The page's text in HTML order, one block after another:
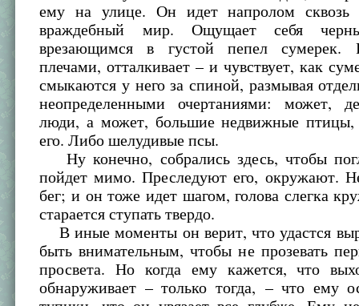
ему на улице. Он идет напролом сквозь
враждебный мир. Ощущает себя
врезающимся в густой пепел сумерек.
плечами, отталкивает – и чувствует, как
смыкаются у него за спиной, размывая
неопределенными очертаниями: может,
люди, а может, большие недвижные
его. Либо шелудивые псы.
Ну конечно, собрались здесь, чтобы
пойдет мимо. Преследуют его, окружают.
бег; и он тоже идет шагом, голова слегка
старается ступать твердо.
В иные моменты он верит, что удастся
быть внимательным, чтобы не прозевать
просвета. Но когда ему кажется, что
обнаруживает – только тогда, – что ему